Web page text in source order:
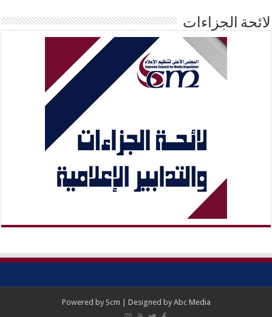
لائحة الجزاءات
Powered by Scm | Designed by Abc Media